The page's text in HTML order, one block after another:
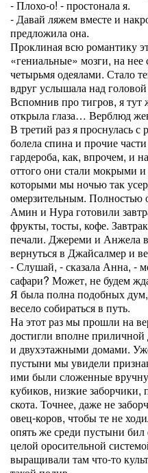
- Плохо-о! - простонала я.
- Давай ляжем вместе и
предложила она.
Проклиная всю романтику
«гениальные» мозги, на
четырьмя одеялами. Стало
вдруг услышала над
Вспомнив про тигров, я тут
открыла глаза… Верблюд
В третий раз я проснулась
болела спина и прочие
гардероба, как, впрочем, и
оттого они стали мокрыми
которыми мы ночью так
омерзительным. Полностью
Амин и Нура готовили
фрукты, тосты, кофе.
печали. Джереми и Анжела
вернуться в Джайсалмер и
- Слушай, - сказала Анна, -
сафари? Может, не будем
Я была полна подобных
весело собираться в путь.
На этот раз мы прошли на
достигли вполне
и двухэтажными домами.
пустыни мы увидели
ими были сложенные
кубиков, низкие заборчики,
скота. Точнее, даже не
овец-коров, чтобы те не
опять же среди пустыни
целой оросительной
выращивали там что-то